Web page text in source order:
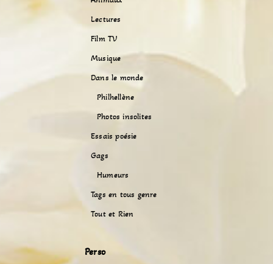
Lectures
Film TV
Musique
Dans le monde
Philhellène
Photos insolites
Essais poésie
Gags
Humeurs
Tags en tous genre
Tout et Rien
Perso